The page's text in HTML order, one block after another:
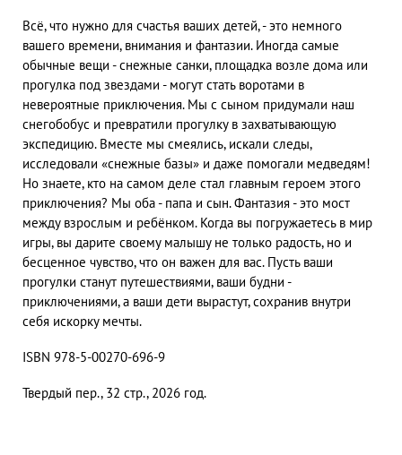
Всё, что нужно для счастья ваших детей, - это немного
вашего времени, внимания и фантазии. Иногда самые
обычные вещи - снежные санки, площадка возле дома или
прогулка под звездами - могут стать воротами в
невероятные приключения. Мы с сыном придумали наш
снегобобус и превратили прогулку в захватывающую
экспедицию. Вместе мы смеялись, искали следы,
исследовали «снежные базы» и даже помогали медведям!
Но знаете, кто на самом деле стал главным героем этого
приключения? Мы оба - папа и сын. Фантазия - это мост
между взрослым и ребёнком. Когда вы погружаетесь в мир
игры, вы дарите своему малышу не только радость, но и
бесценное чувство, что он важен для вас. Пусть ваши
прогулки станут путешествиями, ваши будни -
приключениями, а ваши дети вырастут, сохранив внутри
себя искорку мечты.
ISBN 978-5-00270-696-9
Твердый пер., 32 стр., 2026 год.